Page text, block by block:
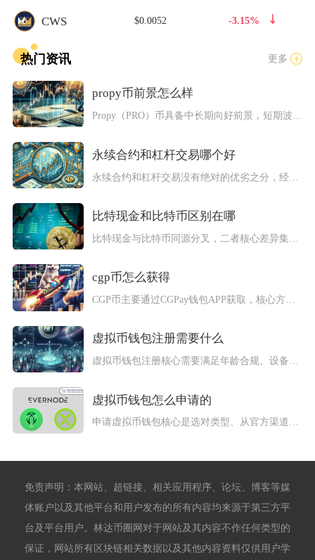
CWS $0.0052 -3.15%
热门资讯 更多
propy币前景怎么样
Propy（PRO）币具备中长期向好前景，短期波动与政策风险...
永续合约和杠杆交易哪个好
永续合约和杠杆交易没有绝对的优劣之分，经验丰富、擅长短线波段...
比特现金和比特币区别在哪
cgp币怎么获得
CGP币主要通过CGPay钱包APP获取，核心方式包括P2P...
虚拟币钱包注册需要什么
虚拟币钱包注册核心需要满足年龄合规、设备与网络条件、基础联络...
虚拟币钱包怎么申请的
申请虚拟币钱包核心是选对类型、从官方渠道下载、创建账户并安全...
免责声明：本网站、超链接、相关应用程序、论坛、博客等媒
体账户以及其他平台和用户发布的所有内容均来源于第三方平
台及平台用户。林达币圈网对于网站及其内容不作任何类型的
保证，网站所有区块链相关数据以及其他内容资料仅供用户学